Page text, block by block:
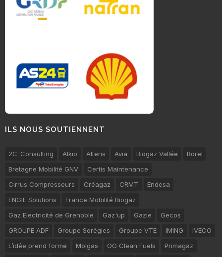
ILS NOUS SOUTIENNENT
2C-Consulting Alkio Altens Avia Biogaz Vallée
Borel
Bretagne Mobilité GNV
Certis Maintenance
Cirrus Compresseurs
Créagaz CRMT
Endesa
ENGIE Solutions
France Mobilité Biogaz
Gaz Electricité de Grenoble
Gaz'up Gazie
Gecos
GROUPE ADF
Groupe Sorégies Groupe VTE IMING
IVECO
L’idée prend forme
Molgas OG Clean Fuels
Primagaz